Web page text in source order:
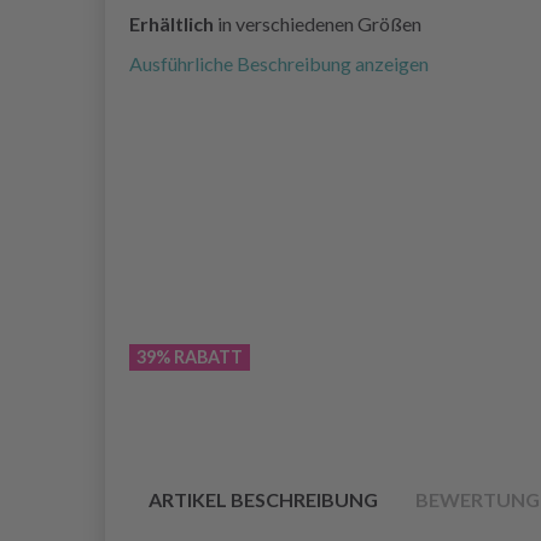
Erhältlich in verschiedenen Größen
Ausführliche Beschreibung anzeigen
39% RABATT
ARTIKEL BESCHREIBUNG